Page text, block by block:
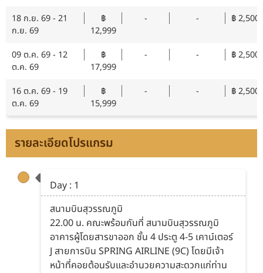
18 ก.ย. 69 - 21
ก.ย. 69
฿
12,999
- - ฿ 2,500
09 ต.ค. 69 - 12
ต.ค. 69
฿
17,999
- - ฿ 2,500
16 ต.ค. 69 - 19
ต.ค. 69
฿
15,999
- - ฿ 2,500
รายละเอียดโปรแกรม
Day : 1
สนามบินสุวรรณภูมิ
22.00 น. คณะพร้อมกันที่ สนามบินสุวรรณภูมิ
อาคารผู้โดยสารขาออก ชั้น 4 ประตู 4-5 เคาน์เตอร์
J สายการบิน SPRING AIRLINE (9C) โดยมีเจ้า
หน้าที่คอยต้อนรับและอำนวยความสะดวกแก่ท่าน